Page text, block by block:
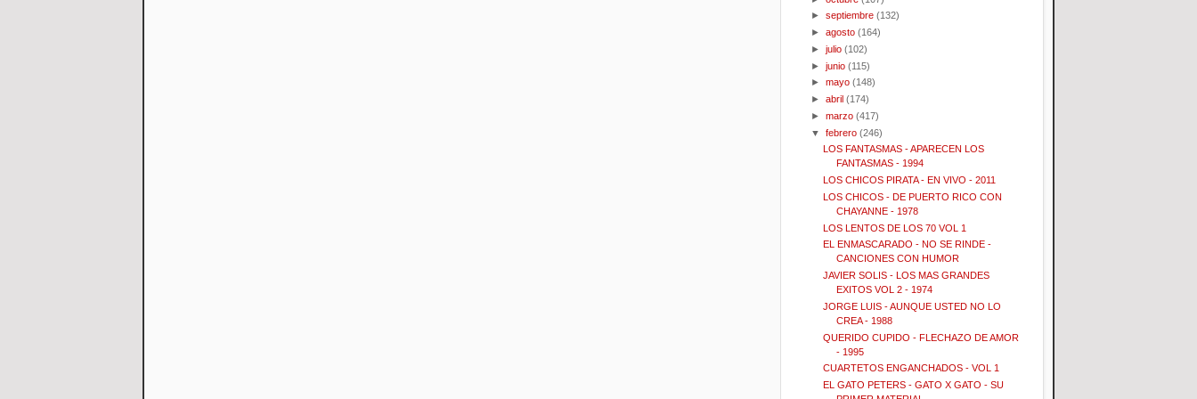
►septiembre (132)
►agosto (164)
►julio (102)
►junio (115)
►mayo (148)
►abril (174)
►marzo (417)
▼febrero (246)
LOS FANTASMAS - APARECEN LOS
FANTASMAS - 1994
LOS CHICOS PIRATA - EN VIVO - 2011
LOS CHICOS - DE PUERTO RICO CON
CHAYANNE - 1978
LOS LENTOS DE LOS 70 VOL 1
EL ENMASCARADO - NO SE RINDE -
CANCIONES CON HUMOR
JAVIER SOLIS - LOS MAS GRANDES
EXITOS VOL 2 - 1974
JORGE LUIS - AUNQUE USTED NO LO
CREA - 1988
QUERIDO CUPIDO - FLECHAZO DE AMOR
- 1995
CUARTETOS ENGANCHADOS - VOL 1
EL GATO PETERS - GATO X GATO - SU